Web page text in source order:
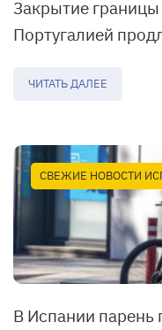
Закрытие
Португалией
ЧИТАТЬ ДАЛЕЕ
СВЕЖИЕ НОВОСТИ
В Испании парень